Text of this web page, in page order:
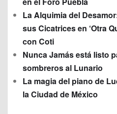
La Alquimia del
sus Cicatrices en ‘Otra
con Coti
Nunca Jamás está listo
sombreros al Lunario
La magia del piano de
la Ciudad de México